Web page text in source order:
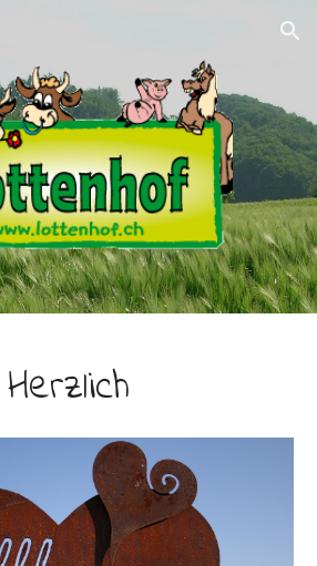
Skip to navigation
Herzlich